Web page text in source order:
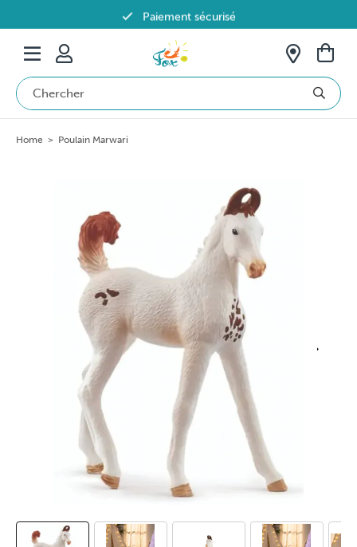
Paiement sécurisé
Livraison offerte dès 69€ en Belgique
Home > Poulain Marwari